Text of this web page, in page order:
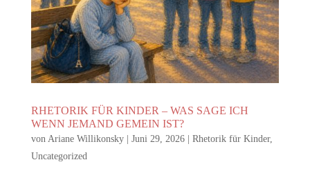
RHETORIK FÜR KINDER – WAS SAGE ICH
WENN JEMAND GEMEIN IST?
von Ariane Willikonsky| Juni 29, 2026| Rhetorik für Kinder,
Uncategorized